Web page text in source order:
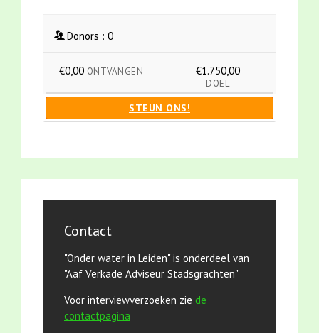
Donors : 0
€0,00 ONTVANGEN €1.750,00
DOEL
STEUN ONS!
Contact
"Onder water in Leiden" is onderdeel van
"Aaf Verkade Adviseur Stadsgrachten"
Voor interviewverzoeken zie de
contactpagina